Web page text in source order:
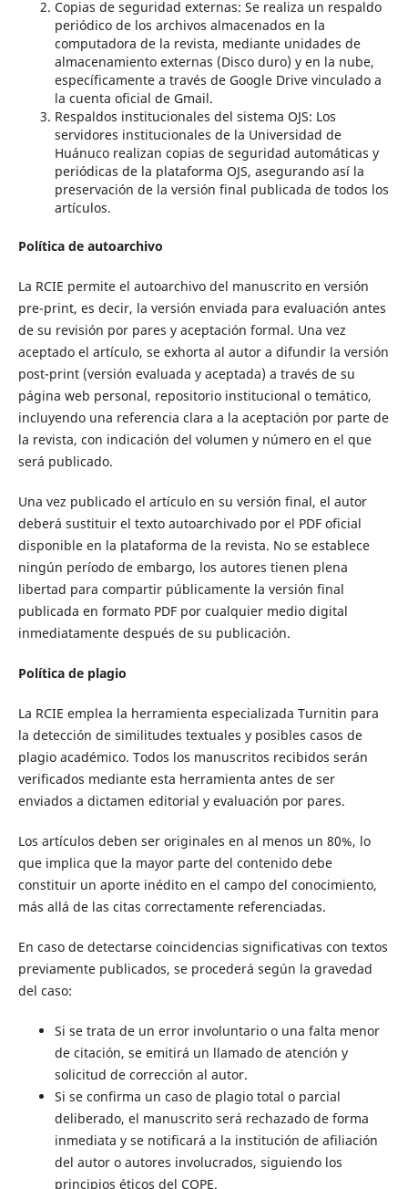
Copias de seguridad externas: Se realiza un respaldo
periódico de los archivos almacenados en la
computadora de la revista, mediante unidades de
almacenamiento externas (Disco duro) y en la nube,
específicamente a través de Google Drive vinculado a
la cuenta oficial de Gmail.
Respaldos institucionales del sistema OJS: Los
servidores institucionales de la Universidad de
Huánuco realizan copias de seguridad automáticas y
periódicas de la plataforma OJS, asegurando así la
preservación de la versión final publicada de todos los
artículos.
Política de autoarchivo
La RCIE permite el autoarchivo del manuscrito en versión
pre-print, es decir, la versión enviada para evaluación antes
de su revisión por pares y aceptación formal. Una vez
aceptado el artículo, se exhorta al autor a difundir la versión
post-print (versión evaluada y aceptada) a través de su
página web personal, repositorio institucional o temático,
incluyendo una referencia clara a la aceptación por parte de
la revista, con indicación del volumen y número en el que
será publicado.
Una vez publicado el artículo en su versión final, el autor
deberá sustituir el texto autoarchivado por el PDF oficial
disponible en la plataforma de la revista. No se establece
ningún período de embargo, los autores tienen plena
libertad para compartir públicamente la versión final
publicada en formato PDF por cualquier medio digital
inmediatamente después de su publicación.
Política de plagio
La RCIE emplea la herramienta especializada Turnitin para
la detección de similitudes textuales y posibles casos de
plagio académico. Todos los manuscritos recibidos serán
verificados mediante esta herramienta antes de ser
enviados a dictamen editorial y evaluación por pares.
Los artículos deben ser originales en al menos un 80%, lo
que implica que la mayor parte del contenido debe
constituir un aporte inédito en el campo del conocimiento,
más allá de las citas correctamente referenciadas.
En caso de detectarse coincidencias significativas con textos
previamente publicados, se procederá según la gravedad
del caso:
Si se trata de un error involuntario o una falta menor
de citación, se emitirá un llamado de atención y
solicitud de corrección al autor.
Si se confirma un caso de plagio total o parcial
deliberado, el manuscrito será rechazado de forma
inmediata y se notificará a la institución de afiliación
del autor o autores involucrados, siguiendo los
principios éticos del COPE.